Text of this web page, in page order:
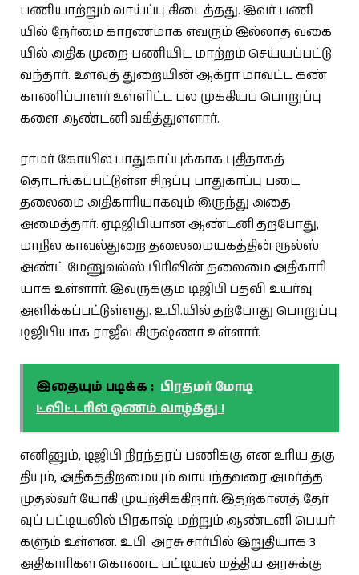
பணி​யாற்​றும் வாய்ப்பு கிடைத்​தது. இவர் பணி​
யில் நேர்மை காரண​மாக எவரும் இல்​லாத வகை​
யில் அதிக முறை பணி​யிட மாற்​றம் செய்​யப்​பட்டு
வந்​தார். உளவுத் துறை​யின் ஆக்ரா மாவட்ட கண்​
காணிப்​பாளர் உள்​ளிட்ட பல முக்​கியப் பொறுப்​பு​
களை ஆண்​டனி வகித்​துள்​ளார்.
ராமர் கோயில் பாது​காப்​புக்​காக புதி​தாகத்
தொடங்​கப்​பட்​டுள்ள சிறப்பு பாது​காப்பு படை
தலைமை அதி​காரி​யாக​வும் இருந்து அதை
அமைத்​தார். ஏடிஜிபி​யான ஆண்​டனி தற்​போது,
மாநில காவல்​துறை தலை​மையகத்​தின் ரூல்ஸ்
அண்ட் மேனுவல்ஸ் பிரி​வின் தலைமை அதி​காரி​
யாக உள்​ளார். இவருக்​கும் டிஜிபி பதவி உயர்வு
அளிக்​கப்​பட்​டுள்​ளது. உ.பி.​யில் தற்​போது பொறுப்பு
டிஜிபியாக ராஜீவ் கிருஷ்ணா உள்​ளார்.
இதையும் படிக்க : பிரதமர் மோடி
ட்விட்டரில் ஓணம் வாழ்த்து !
எனினும், டிஜிபி நிரந்​தரப் பணிக்கு என உரிய தகு​
தி​யும், அதிகத்திறமை​யும் வாய்ந்​தவரை அமர்த்த
முதல்​வர் யோகி முயற்சிக்கிறார். இதற்​கானத் தேர்​
வுப் பட்​டியலில் பிர​காஷ் மற்றும் ஆண்டனி பெயர்​
களும் உள்​ளன. உ.பி. அரசு சார்​பில் இறுதி​யாக 3
அதி​காரி​கள் கொண்ட பட்​டியல் மத்​திய அரசுக்கு